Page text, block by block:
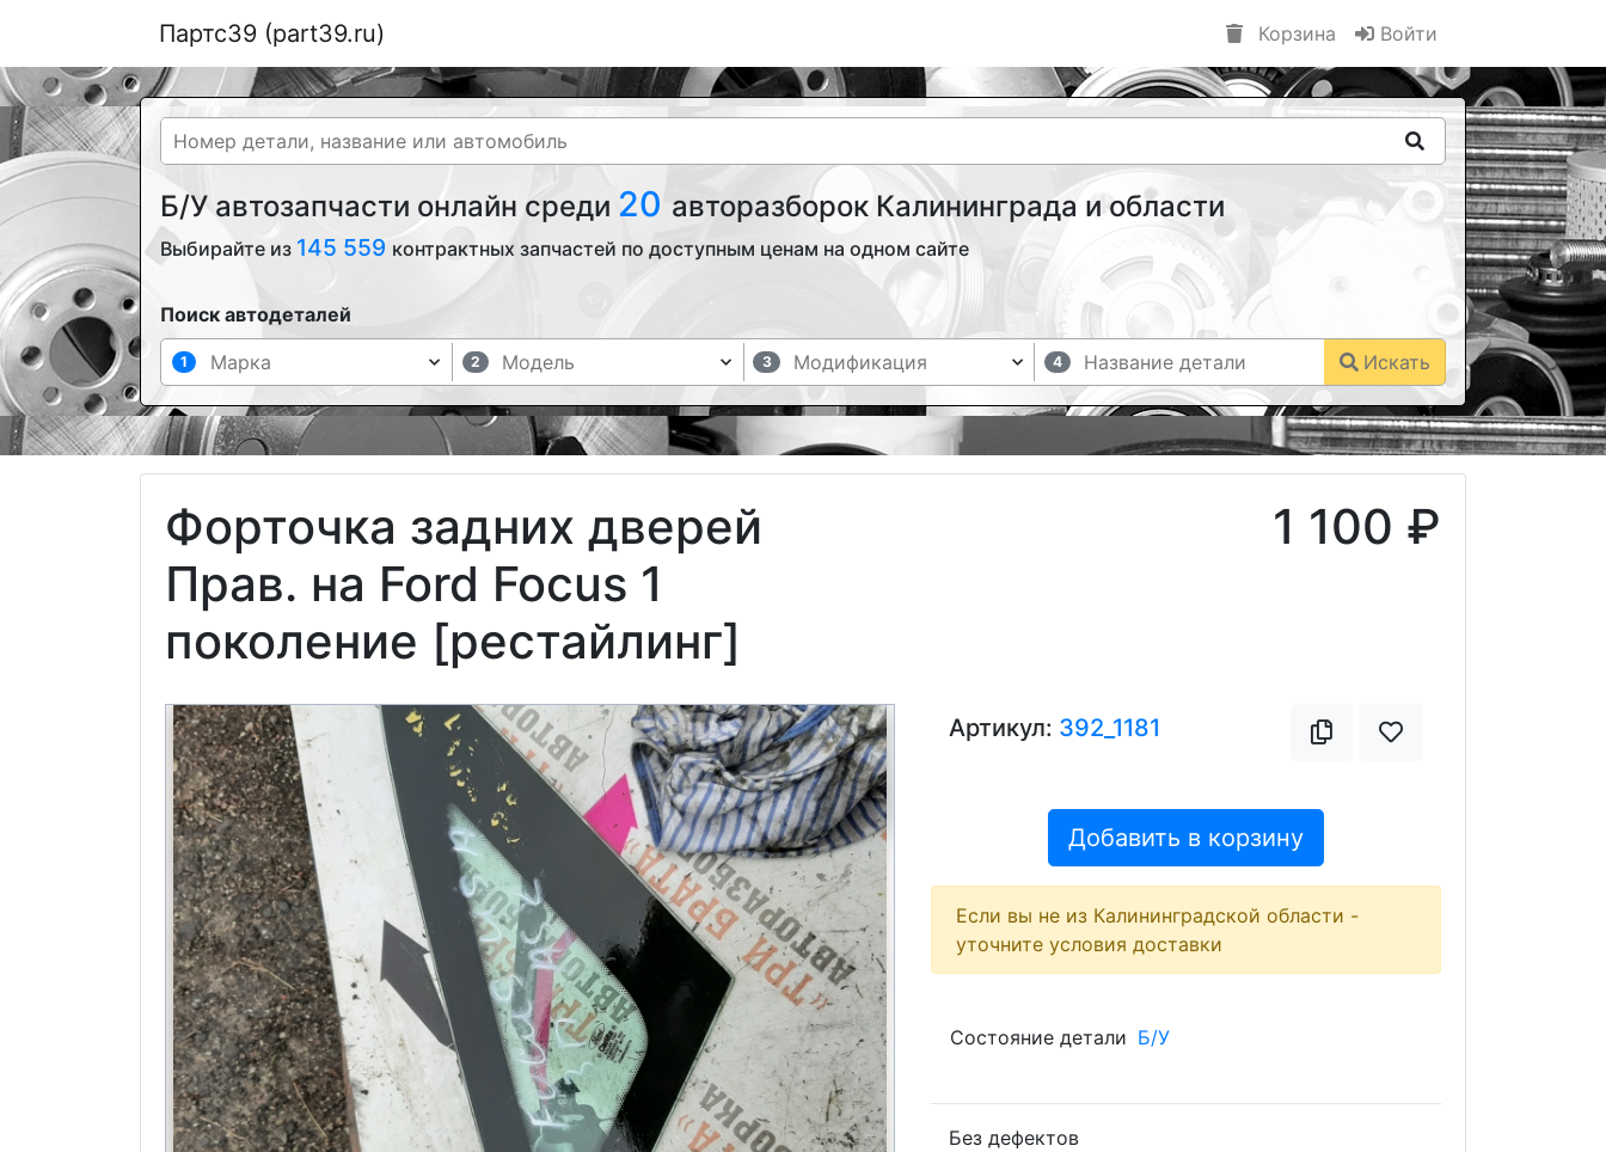
Партс39 (part39.ru) Корзина Войти
Б/У автозапчасти онлайн среди 20 авторазборок Калининграда и области
Выбирайте из 145 559 контрактных запчастей по доступным ценам на одном сайте
Поиск автодеталей
1 2 3 4 Искать
Форточка задних дверей
Прав. на Ford Focus 1
поколение [рестайлинг]
1 100 ₽
Артикул: 392_1181
Добавить в корзину
Если вы не из Калининградской области -
уточните условия доставки
Состояние детали Б/У
Без дефектов